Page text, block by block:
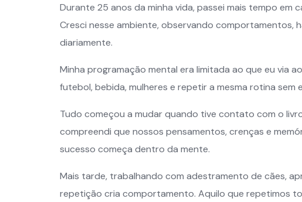
Durante 25 anos da minha vida, passei mais tempo
Cresci nesse ambiente, observando comportamentos,
diariamente.
Minha programação mental era limitada ao que eu via
futebol, bebida, mulheres e repetir a mesma rotina
Tudo começou a mudar quando tive contato com o
compreendi que nossos pensamentos, crenças e
sucesso começa dentro da mente.
Mais tarde, trabalhando com adestramento de cães,
repetição cria comportamento. Aquilo que repetimos